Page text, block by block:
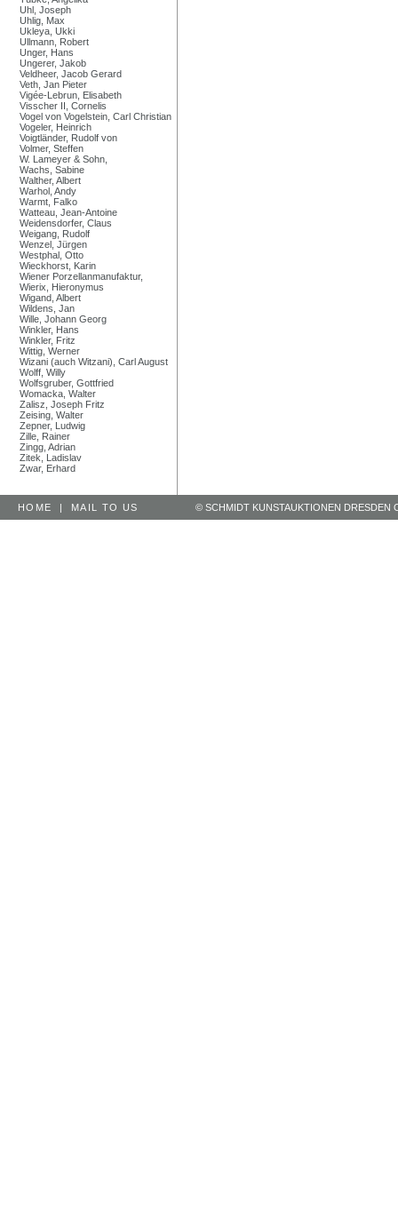
Uhl, Joseph
Uhlig, Max
Ukleya, Ukki
Ullmann, Robert
Unger, Hans
Ungerer, Jakob
Veldheer, Jacob Gerard
Veth, Jan Pieter
Vigée-Lebrun, Elisabeth
Visscher II, Cornelis
Vogel von Vogelstein, Carl Christian
Vogeler, Heinrich
Voigtländer, Rudolf von
Volmer, Steffen
W. Lameyer & Sohn,
Wachs, Sabine
Walther, Albert
Warhol, Andy
Warmt, Falko
Watteau, Jean-Antoine
Weidensdorfer, Claus
Weigang, Rudolf
Wenzel, Jürgen
Westphal, Otto
Wieckhorst, Karin
Wiener Porzellanmanufaktur,
Wierix, Hieronymus
Wigand, Albert
Wildens, Jan
Wille, Johann Georg
Winkler, Hans
Winkler, Fritz
Wittig, Werner
Wizani (auch Witzani), Carl August
Wolff, Willy
Wolfsgruber, Gottfried
Womacka, Walter
Zalisz, Joseph Fritz
Zeising, Walter
Zepner, Ludwig
Zille, Rainer
Zingg, Adrian
Zitek, Ladislav
Zwar, Erhard
HOME | MAIL TO US © SCHMIDT KUNSTAUKTIONEN DRESDEN